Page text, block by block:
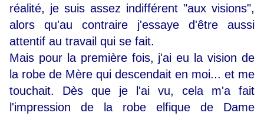
réalité, je suis assez indifférent "aux visions",
alors qu'au contraire j'essaye d'être aussi
attentif au travail qui se fait.
Mais pour la première fois, j'ai eu la vision de
la robe de Mère qui descendait en moi... et me
touchait. Dès que je l'ai vu, cela m'a fait
l'impression de la robe elfique de Dame